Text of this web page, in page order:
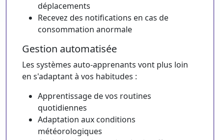
déplacements
Recevez des notifications en cas de
consommation anormale
Gestion automatisée
Les systèmes auto-apprenants vont plus loin
en s'adaptant à vos habitudes :
Apprentissage de vos routines
quotidiennes
Adaptation aux conditions
météorologiques